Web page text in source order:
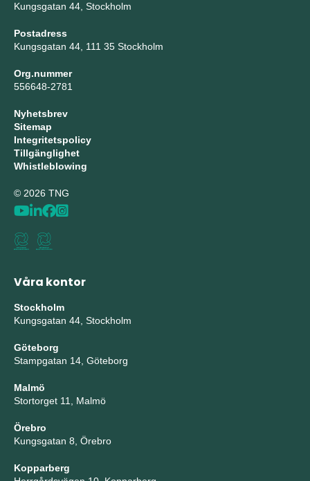
Kungsgatan 44, Stockholm
Postadress
Kungsgatan 44, 111 35 Stockholm
Org.nummer
556648-2781
Nyhetsbrev
Sitemap
Integritetspolicy
Tillgänglighet
Whistleblowing
© 2026 TNG
Våra kontor
Stockholm
Kungsgatan 44, Stockholm
Göteborg
Stampgatan 14, Göteborg
Malmö
Stortorget 11, Malmö
Örebro
Kungsgatan 8, Örebro
Kopparberg